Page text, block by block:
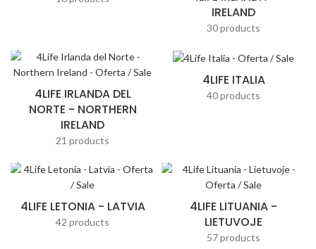
IRELAND
30 products
4LIFE IRLANDA DEL
NORTE - NORTHERN
IRELAND
21 products
4LIFE ITALIA
40 products
4LIFE LETONIA - LATVIA
42 products
4LIFE LITUANIA -
LIETUVOJE
57 products